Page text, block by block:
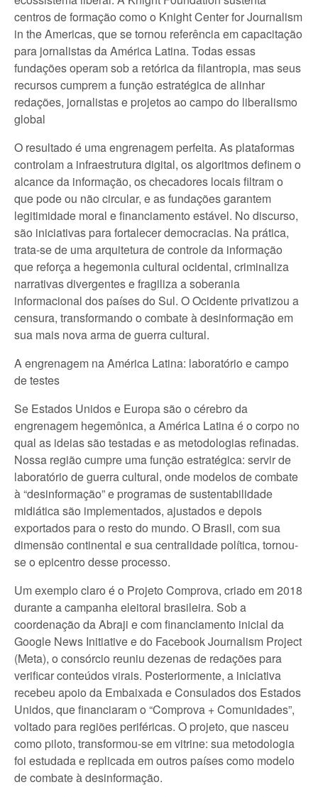
centros de formação como o Knight Center for Journalism
in the Americas, que se tornou referência em capacitação
para jornalistas da América Latina. Todas essas
fundações operam sob a retórica da filantropia, mas seus
recursos cumprem a função estratégica de alinhar
redações, jornalistas e projetos ao campo do liberalismo
global
O resultado é uma engrenagem perfeita. As plataformas
controlam a infraestrutura digital, os algoritmos definem o
alcance da informação, os checadores locais filtram o
que pode ou não circular, e as fundações garantem
legitimidade moral e financiamento estável. No discurso,
são iniciativas para fortalecer democracias. Na prática,
trata-se de uma arquitetura de controle da informação
que reforça a hegemonia cultural ocidental, criminaliza
narrativas divergentes e fragiliza a soberania
informacional dos países do Sul. O Ocidente privatizou a
censura, transformando o combate à desinformação em
sua mais nova arma de guerra cultural.
A engrenagem na América Latina: laboratório e campo
de testes
Se Estados Unidos e Europa são o cérebro da
engrenagem hegemônica, a América Latina é o corpo no
qual as ideias são testadas e as metodologias refinadas.
Nossa região cumpre uma função estratégica: servir de
laboratório de guerra cultural, onde modelos de combate
à “desinformação” e programas de sustentabilidade
midiática são implementados, ajustados e depois
exportados para o resto do mundo. O Brasil, com sua
dimensão continental e sua centralidade política, tornou-
se o epicentro desse processo.
Um exemplo claro é o Projeto Comprova, criado em 2018
durante a campanha eleitoral brasileira. Sob a
coordenação da Abraji e com financiamento inicial da
Google News Initiative e do Facebook Journalism Project
(Meta), o consórcio reuniu dezenas de redações para
verificar conteúdos virais. Posteriormente, a iniciativa
recebeu apoio da Embaixada e Consulados dos Estados
Unidos, que financiaram o “Comprova + Comunidades”,
voltado para regiões periféricas. O projeto, que nasceu
como piloto, transformou-se em vitrine: sua metodologia
foi estudada e replicada em outros países como modelo
de combate à desinformação.